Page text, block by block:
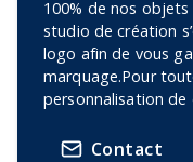
100% de nos
studio de création
logo afin de vous
marquage.Pour
personnalisation
Contact